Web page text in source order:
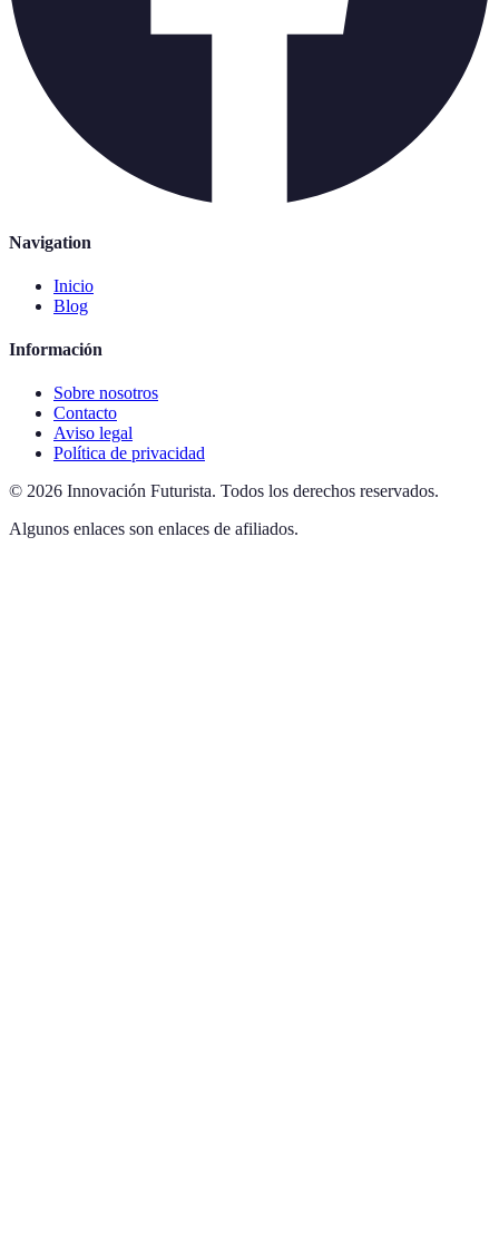
Navigation
Inicio
Blog
Información
Sobre nosotros
Contacto
Aviso legal
Política de privacidad
© 2026 Innovación Futurista. Todos los derechos reservados.
Algunos enlaces son enlaces de afiliados.